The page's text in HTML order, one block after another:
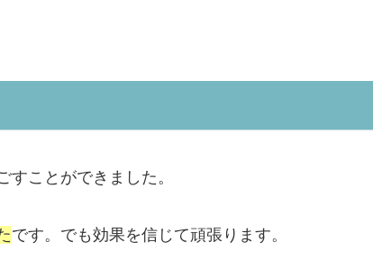
ことができました。
です。でも効果を信じて頑張ります。